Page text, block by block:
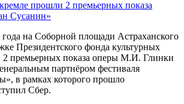
года на Соборной площади Астраханского
Президентского фонда культурных
премьерных показа оперы М.И. Глинки
партнёром фестиваля
в рамках которого прошло
Сбер.